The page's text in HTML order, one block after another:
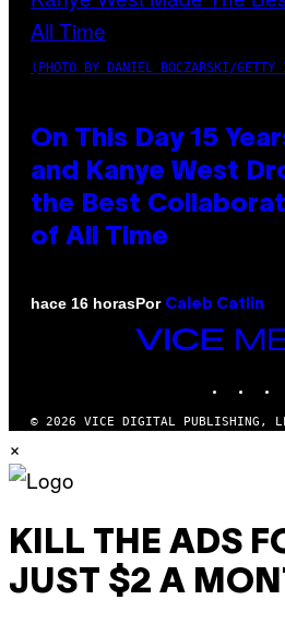
(PHOTO BY DANIEL BOCZARSKI/GETTY
On This Day 15
and Kanye West
the Best
of All Time
hace 16 horasPor Caleb Catlin
VICE
MEDIA
© 2026 VICE DIGITAL PUBLISHING,
×
KILL THE ADS
JUST $2 A